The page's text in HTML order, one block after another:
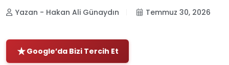
Yazan - Hakan Ali Günaydın Temmuz 30, 2026
Google’da Bizi Tercih Et